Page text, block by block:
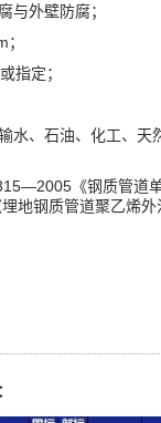
与外壁防腐；
；
指定；
水、石油、化工、天
《钢质管道
地钢质管道聚乙烯外